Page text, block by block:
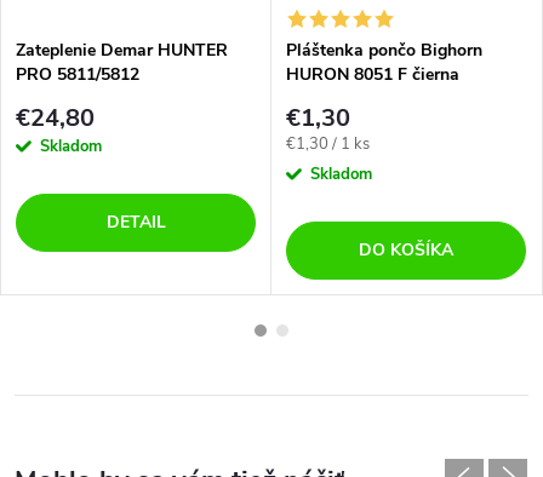
Zateplenie Demar HUNTER
PRO 5811/5812
€24,80
Skladom
DETAIL
Pláštenka pončo Bighorn
HURON 8051 F čierna
€1,30
Jednotková
cena:
€1,30 / 1 ks
Skladom
DO KOŠÍKA